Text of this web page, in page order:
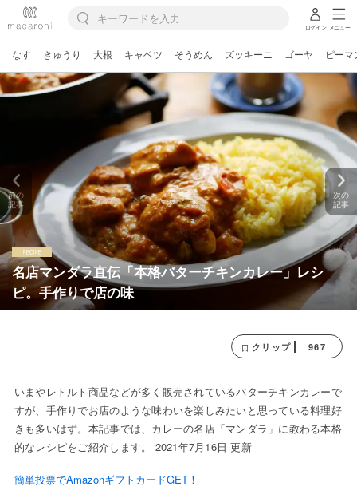
ログイン メニュー
なす きゅうり 大根 キャベツ そうめん ズッキーニ ゴーヤ ピーマ
名店マンダラ直伝「本格バターチキンカレー」レシ
ピ。手作りで店の味
前の
記事
次の
記事
クリップ 967
いまやレトルト商品などが多く販売されているバターチキンカレーで
すが、手作りでお店のような味わいを楽しみたいと思っている料理好
きも多いはず。本記事では、カレーの名店「マンダラ」に教わる本格
的なレシピをご紹介します。 2021年7月16日 更新
簡単投票でAmazonギフトカードGET！